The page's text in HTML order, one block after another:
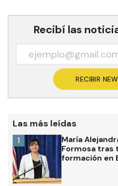
Recibí las
RECIBIR
Las más leídas
María
Formosa tras
formación en
1